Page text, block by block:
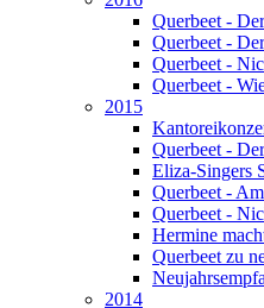
Querbeet -
Querbeet -
Querbeet -
Querbeet -
2015
Querbeet -
Eliza-Singers
Querbeet -
Querbeet -
Hermine
Querbeet zu
2014